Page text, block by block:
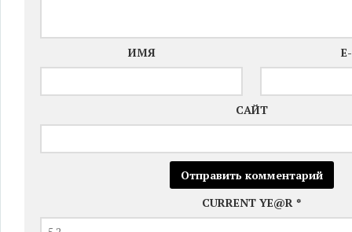
ИМЯ
САЙТ
CURRENT YE@R *